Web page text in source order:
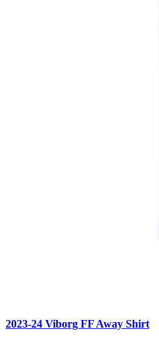
2023-24 Viborg FF Away Shirt